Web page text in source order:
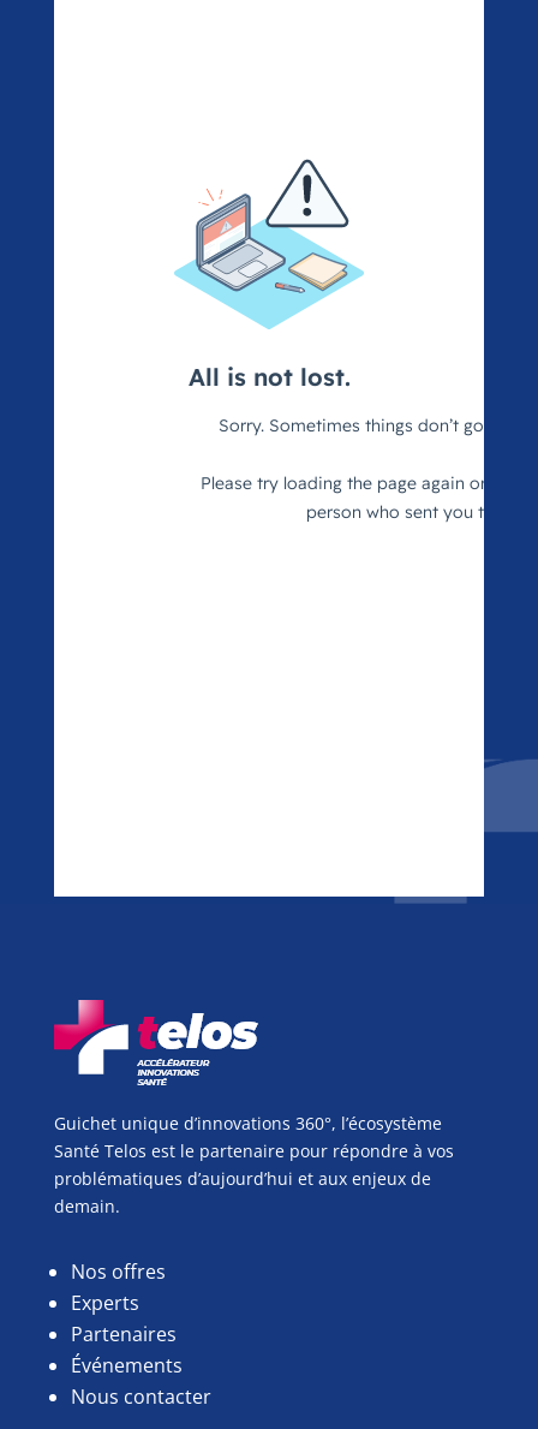
Guichet unique d’innovations 360°, l’écosystème
Santé Telos est le partenaire pour répondre à vos
problématiques d’aujourd’hui et aux enjeux de
demain.
Nos offres
Experts
Partenaires
Événements
Nous contacter